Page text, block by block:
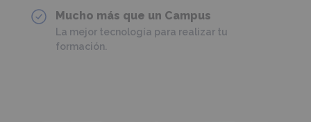
Mucho más que un Campus
La mejor tecnología para realizar tu
formación.